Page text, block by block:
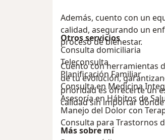
Además, cuento con un
calidad, asegurando un
proceso de bienestar.
Cuento con herramientas
de tu evolución,
prioridad es ofrecerte un
calidad sin importar
Otros servicios
Consulta domiciliaria
Teleconsulta
Planificación Familiar
Consulta en Medicina
Asesoría en Hábitos de
Manejo del Dolor con
Consulta para Trastornos
Más sobre mí